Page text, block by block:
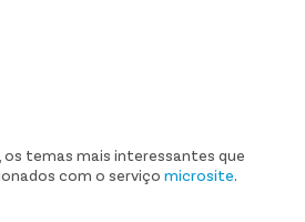
os temas mais interessantes que
com o serviço microsite.